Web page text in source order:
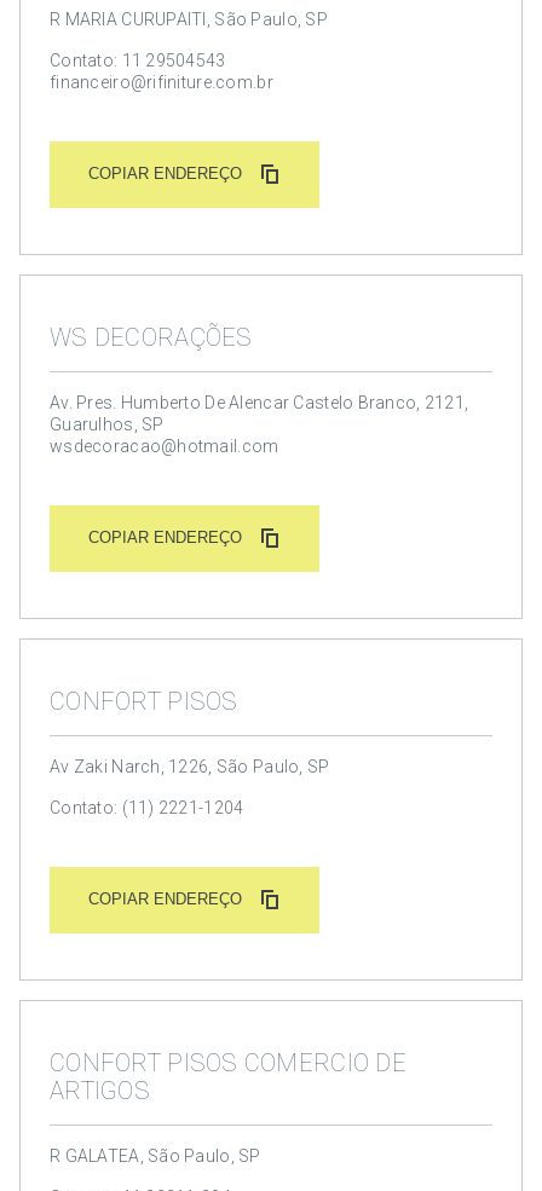
R MARIA CURUPAITI, São Paulo, SP
Contato: 11 29504543
financeiro@rifiniture.com.br
COPIAR ENDEREÇO
WS DECORAÇÕES
Av. Pres. Humberto De Alencar Castelo Branco, 2121,
Guarulhos, SP
wsdecoracao@hotmail.com
COPIAR ENDEREÇO
CONFORT PISOS
Av Zaki Narch, 1226, São Paulo, SP
Contato: (11) 2221-1204
COPIAR ENDEREÇO
CONFORT PISOS COMERCIO DE
ARTIGOS
R GALATEA, São Paulo, SP